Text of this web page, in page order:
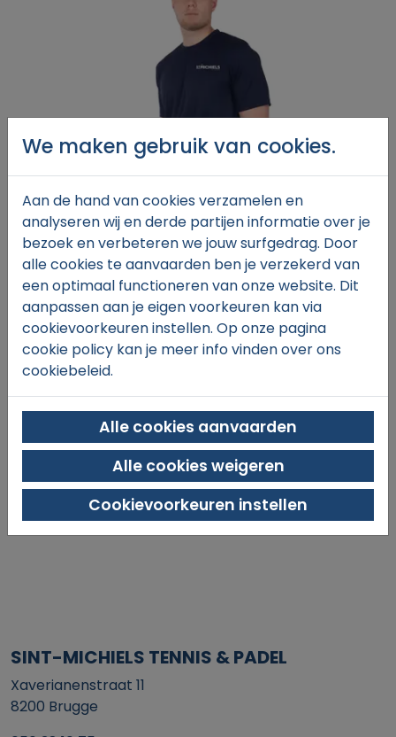
€23,00
In winkelmand
SINT-MICHIELS TENNIS & PADEL
Xaverianenstraat 11
8200 Brugge
We maken gebruik van cookies.
Aan de hand van cookies verzamelen en
analyseren wij en derde partijen informatie over je
bezoek en verbeteren we jouw surfgedrag. Door
alle cookies te aanvaarden ben je verzekerd van
een optimaal functioneren van onze website. Dit
aanpassen aan je eigen voorkeuren kan via
cookievoorkeuren instellen. Op onze pagina
cookie policy kan je meer info vinden over ons
cookiebeleid.
Alle cookies aanvaarden
Alle cookies weigeren
Cookievoorkeuren instellen